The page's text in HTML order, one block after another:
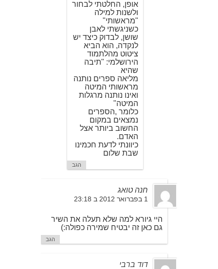
אופן, החלטתי לבחור
ולשנות למילה
"מראשותי"
כשניגשתי לאבן
שושן, לבדוק כיצד יש
לנקדה, הוא הביא
ציטוט מהלתמוד
הירושלמי: "תיבה
שהיא
מליאה ספרים נותנה
מראשותי המיטה
ואינו נותנה מרגלות
המיטה"
כלומר ,הספרים
נמצאים במקום
החשוב ביותר אצל
האדם.
כיוונתי לדעת חכמינו
שבת שלום
הגב
חנה טואג
1 בפברואר 2012 ב 23:18
היי גיורא למה שלא תעלה את השיר
גם כאן זה יבטיח שמירה כפולה:)
הגב
דוד ברבי